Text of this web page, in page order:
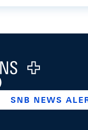
snb_bns
ch.linkedin.com/
https://
SNB NEWS